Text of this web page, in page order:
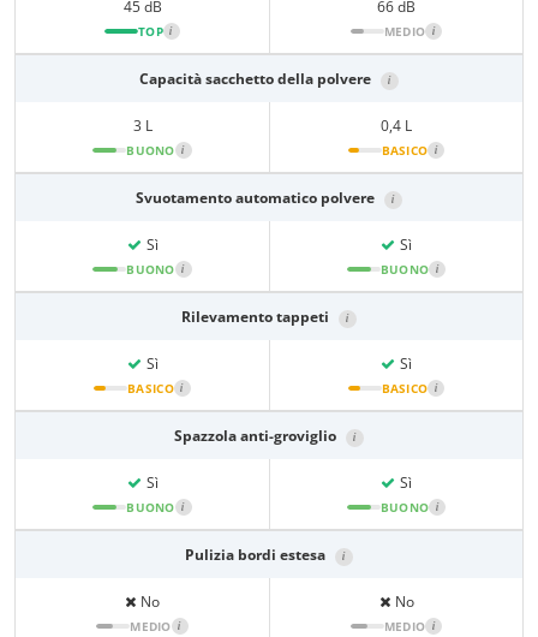
45 dB
TOP i
66 dB
MEDIO i
Capacità sacchetto della polvere i
3 L
BUONO i
0,4 L
BASICO i
Svuotamento automatico polvere i
Sì
BUONO i
Sì
BUONO i
Rilevamento tappeti i
Sì
BASICO i
Sì
BASICO i
Spazzola anti-groviglio i
Sì
BUONO i
Sì
BUONO i
Pulizia bordi estesa i
No
MEDIO i
No
MEDIO i